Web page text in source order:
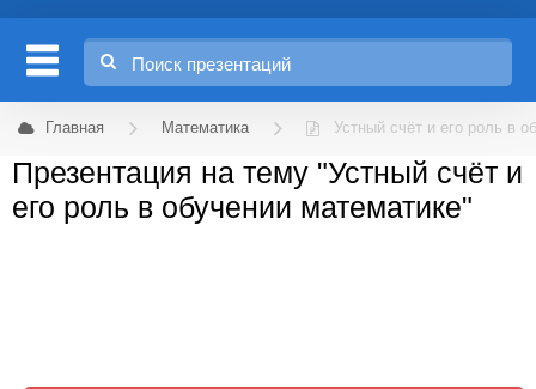
Главная Математика Устный счёт и его роль в
Презентация на тему "Устный счёт и
его роль в обучении математике"